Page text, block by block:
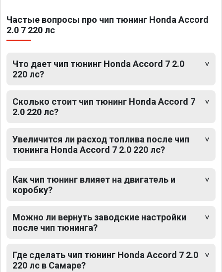
Частые вопросы про чип тюнинг Honda Accord
2.0 7 220 лс
Что дает чип тюнинг Honda Accord 7 2.0
220 лс?
Сколько стоит чип тюнинг Honda Accord 7
2.0 220 лс?
Увеличится ли расход топлива после чип
тюнинга Honda Accord 7 2.0 220 лс?
Как чип тюнинг влияет на двигатель и
коробку?
Можно ли вернуть заводские настройки
после чип тюнинга?
Где сделать чип тюнинг Honda Accord 7 2.0
220 лс в Самаре?